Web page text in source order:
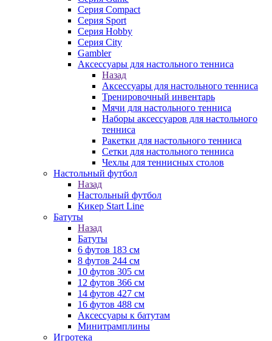
Серия Compact
Серия Sport
Серия Hobby
Серия City
Gambler
Аксессуары для настольного тенниса
Назад
Аксессуары для настольного тенниса
Тренировочный инвентарь
Мячи для настольного тенниса
Наборы аксессуаров для настольного
тенниса
Ракетки для настольного тенниса
Сетки для настольного тенниса
Чехлы для теннисных столов
Настольный футбол
Назад
Настольный футбол
Кикер Start Line
Батуты
Назад
Батуты
6 футов 183 см
8 футов 244 см
10 футов 305 см
12 футов 366 см
14 футов 427 см
16 футов 488 см
Аксессуары к батутам
Минитрамплины
Игротека